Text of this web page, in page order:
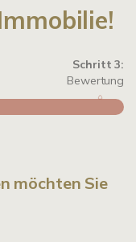
Schritt 3:
Bewertung
möchten Sie